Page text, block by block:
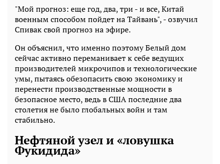
"Мой прогноз: еще год, два, три - и все, Китай
военным способом пойдет на Тайвань", - озвучил
Спивак свой прогноз на эфире.
Он объяснил, что именно поэтому Белый дом
сейчас активно переманивает к себе ведущих
производителей микрочипов и технологические
умы, пытаясь обезопасить свою экономику и
перенести производственные мощности в
безопасное место, ведь в США последние два
столетия не было глобальных войн и там
стабильно.
Нефтяной узел и «ловушка
Фукидида»